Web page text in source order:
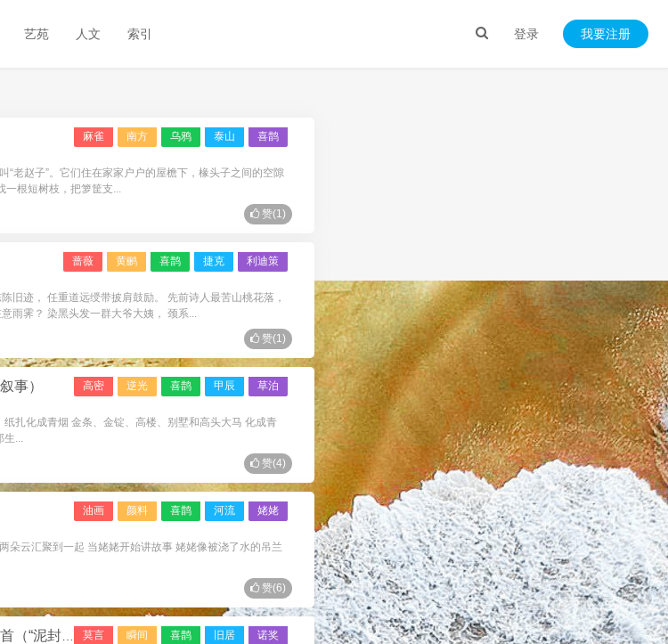
登录 我要注册
艺苑 人文 索引
麻雀 南方 乌鸦 泰山 喜鹊
老赵子”。它们住在家家户户的屋檐下，椽头子之间的空隙
一根短树枝，把箩筐支...
赞(1)
蔷薇 黄鹂 喜鹊 捷克 利迪策
旧迹， 任重道远绶带披肩鼓励。 先前诗人最苦山桃花落，
雨霁？ 染黑头发一群大爷大姨， 颈系...
赞(1)
高密 逆光 喜鹊 甲辰 草泊
事）
扎化成青烟 金条、金锭、高楼、别墅和高头大马 化成青
生...
赞(4)
油画 颜料 喜鹊 河流 姥姥
朵云汇聚到一起 当姥姥开始讲故事 姥姥像被浇了水的吊兰
赞(6)
莫言 瞬间 喜鹊 旧居 诺奖
野”合集）